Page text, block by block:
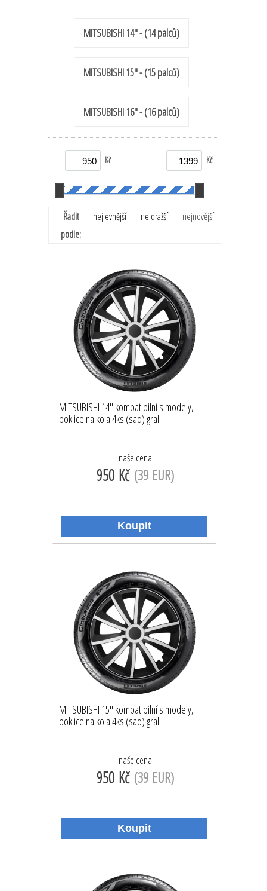
MITSUBISHI 14'' - (14 palců)
MITSUBISHI 15'' - (15 palců)
MITSUBISHI 16'' - (16 palců)
Kč Kč
Řadit
podle:
nejlevnější nejdražší nejnovější
MITSUBISHI 14'' kompatibilní s modely,
poklice na kola 4ks (sad) gral
naše cena
950 Kč (39 EUR)
MITSUBISHI 15'' kompatibilní s modely,
poklice na kola 4ks (sad) gral
naše cena
950 Kč (39 EUR)